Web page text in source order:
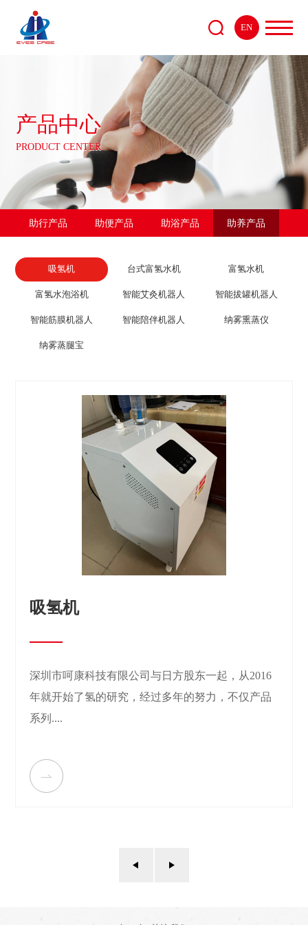
EN
产品中心
PRODUCT CENTER
助行产品 助便产品 助浴产品 助养产品
吸氢机 台式富氢水机 富氢水机
富氢水泡浴机 智能艾灸机器人 智能拔罐机器人
智能筋膜机器人 智能陪伴机器人 纳雾熏蒸仪
纳雾蒸腿宝
吸氢机
深圳市呵康科技有限公司与日方股东一起，从2016
年就开始了氢的研究，经过多年的努力，不仅产品
系列....